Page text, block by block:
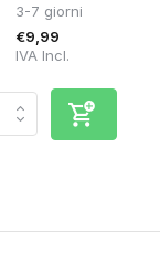
3-7 giorni
€9,99
IVA Incl.